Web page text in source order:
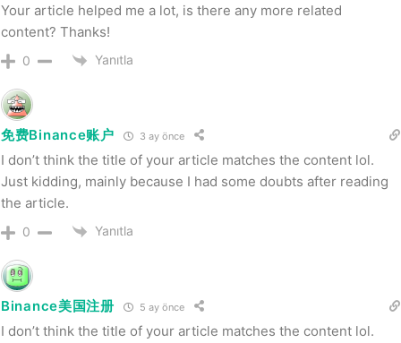
Your article helped me a lot, is there any more related
content? Thanks!
0 Yanıtla
免费Binance账户 3 ay önce
I don’t think the title of your article matches the content lol.
Just kidding, mainly because I had some doubts after reading
the article.
0 Yanıtla
Binance美国注册 5 ay önce
I don’t think the title of your article matches the content lol.